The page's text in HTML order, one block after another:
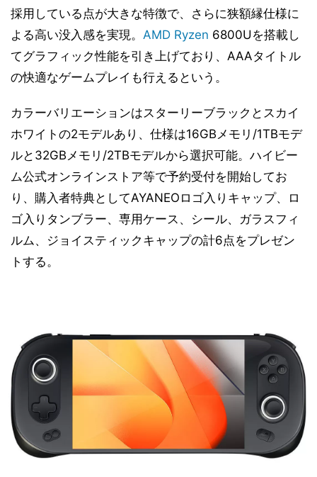
採用している点が大きな特徴で、さらに狭額縁仕様に
よる高い没入感を実現。 AMD Ryzen 6800Uを搭載し
てグラフィック性能を引き上げており、AAAタイトル
の快適なゲームプレイも行えるという。
カラーバリエーションはスターリーブラックとスカイ
ホワイトの2モデルあり、仕様は16GBメモリ/1TBモデ
ルと32GBメモリ/2TBモデルから選択可能。ハイビー
ム公式オンラインストア等で予約受付を開始してお
り、購入者特典としてAYANEOロゴ入りキャップ、ロ
ゴ入りタンブラー、専用ケース、シール、ガラスフィ
ルム、ジョイスティックキャップの計6点をプレゼン
トする。